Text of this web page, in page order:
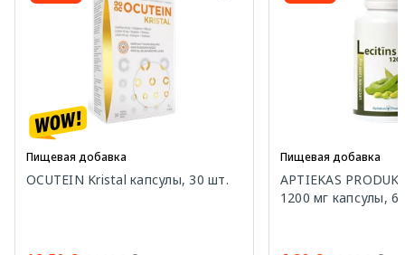
Пищевая добавка
OCUTEIN Kristal капсулы, 30 шт.
Пищевая добавка
APTIEKAS
1200 мг капсулы,